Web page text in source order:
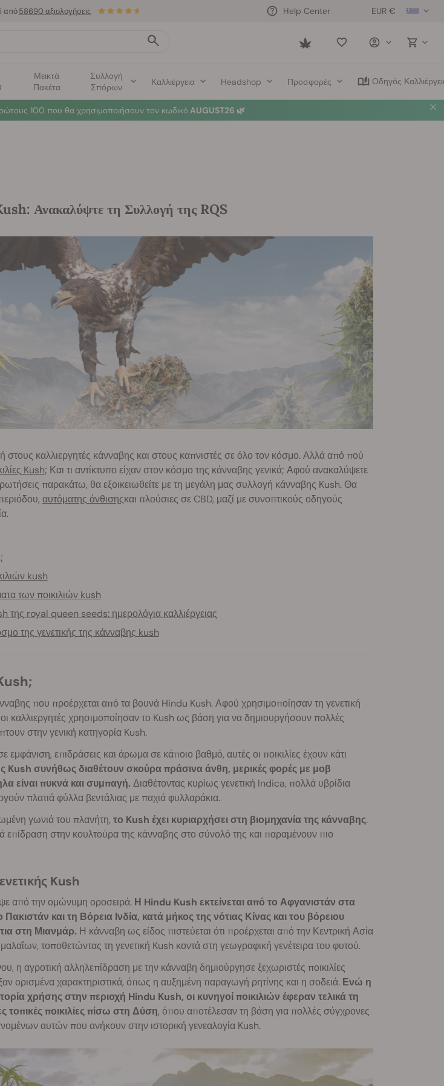
EUR €
Help Center
Saved
Μεικτά
Πακέτα
Συλλογή
Σπόρων
Καλλιέργεια Headshop Προσφορές Οδηγός
από 58690 αξιολογήσεις
100 που θα χρησιμοποιήσουν τον κωδικό AUGUST26 🌿
Ανακαλύψτε τη Συλλογή της RQS
στους καλλιεργητές κάνναβης και στους καπνιστές σε όλο τον κόσμο. Αλλά από πού
Kush; Και τι αντίκτυπο είχαν στον κόσμο της κάνναβης γενικά; Αφού ανακαλύψετε
παρακάτω, θα εξοικειωθείτε με τη μεγάλη μας συλλογή κάνναβης Kush. Θα
αυτόματης άνθισηςκαι πλούσιες σε CBD, μαζί με συνοπτικούς οδηγούς
kush
των ποικιλιών kush
της royal queen seeds: ημερολόγια καλλιέργειας
της γενετικής της κάνναβης kush
που προέρχεται από τα βουνά Hindu Kush. Αφού χρησιμοποίησαν τη γενετική
οι καλλιεργητές χρησιμοποίησαν το Kush ως βάση για να δημιουργήσουν πολλές
στην γενική κατηγορία Kush.
εμφάνιση, επιδράσεις και άρωμα σε κάποιο βαθμό, αυτές οι ποικιλίες έχουν κάτι
Kush συνήθως διαθέτουν σκούρα πράσινα άνθη, μερικές φορές με μοβ
είναι πυκνά και συμπαγή. Διαθέτοντας κυρίως γενετική Indica, πολλά υβρίδια
πλατιά φύλλα βεντάλιας με παχιά φυλλαράκια.
γωνιά του πλανήτη, το Kush έχει κυριαρχήσει στη βιομηχανία της κάνναβης.
επίδραση στην κουλτούρα της κάνναβης στο σύνολό της και παραμένουν πιο
Kush
από την ομώνυμη οροσειρά. Η Hindu Kush εκτείνεται από το Αφγανιστάν στα
Πακιστάν και τη Βόρεια Ινδία, κατά μήκος της νότιας Κίνας και του βόρειου
στη Μιανμάρ. Η κάνναβη ως είδος πιστεύεται ότι προέρχεται από την Κεντρική Ασία
τοποθετώντας τη γενετική Kush κοντά στη γεωγραφική γενέτειρα του φυτού.
η αγροτική αλληλεπίδραση με την κάνναβη δημιούργησε ξεχωριστές ποικιλίες
ορισμένα χαρακτηριστικά, όπως η αυξημένη παραγωγή ρητίνης και η σοδειά.Ενώ η
χρήσης στην περιοχή Hindu Kush, οι κυνηγοί ποικιλιών έφεραν τελικά τη
τοπικές ποικιλίες πίσω στη Δύση, όπου αποτέλεσαν τη βάση για πολλές σύγχρονες
αυτών που ανήκουν στην ιστορική γενεαλογία Kush.